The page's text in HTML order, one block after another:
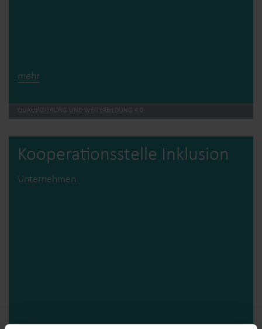
mehr
QUALIFIZIERUNG UND WEITERBILDUNG 4.0
Kooperations­stelle Inklusion
Unternehmen